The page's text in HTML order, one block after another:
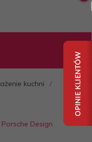
kuchni
Design